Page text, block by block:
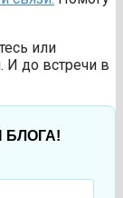
или
И до встречи в